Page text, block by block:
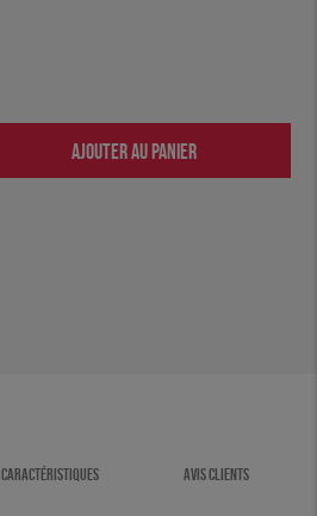
AJOUTER AU PANIER
CARACTÉRISTIQUES AVIS CLIENTS